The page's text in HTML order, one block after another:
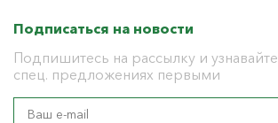
Подписаться на новости
Подпишитесь на рассылку и
спец. предложениях первыми